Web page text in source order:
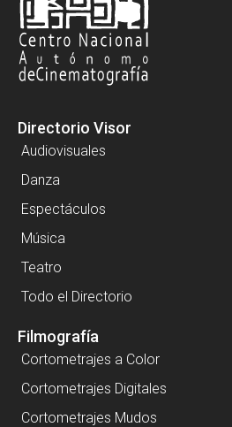
Directorio Visor
Audiovisuales
Danza
Espectáculos
Música
Teatro
Todo el Directorio
Filmografía
Cortometrajes a Color
Cortometrajes Digitales
Cortometrajes Mudos